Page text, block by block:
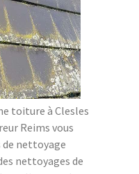
toiture à Clesles
Reims vous
de nettoyage
nettoyages de